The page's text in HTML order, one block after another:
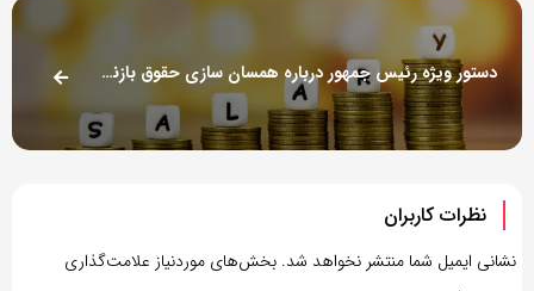
دستور ویژه رئیس جمهور درباره همسان سازی حقوق بازنشستگان صادر شود
نظرات کاربران
نشانی ایمیل شما منتشر نخواهد شد. بخش‌های موردنیاز علامت‌گذاری